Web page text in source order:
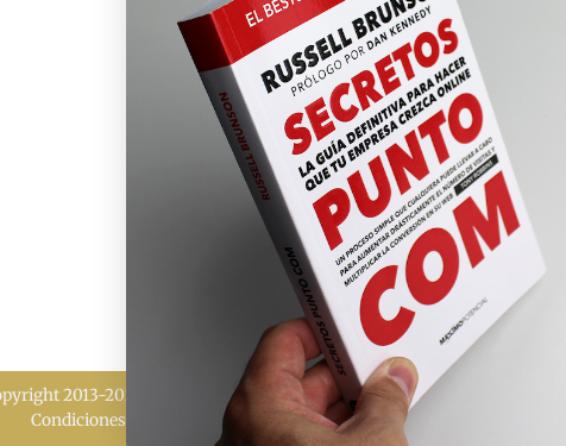
2013-2026 MÁXIMO POTENCIAL | Todos los derechos reservados
Condiciones de venta
Política de cookies|Política de privacidad